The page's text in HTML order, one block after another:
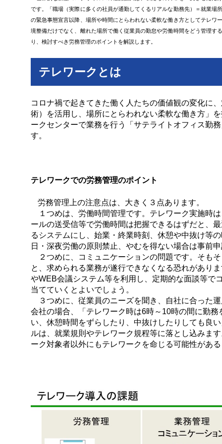
です。「職場（実際に多くの社員が通勤してくるリアルな勤務先）＝就業
の緊急事態宣言以降、場所や時間にとらわれない柔軟な働き方としてテレ
境整備だけでなく、離れた場所で働く従業員の勤怠や労働時間をどう管理
り、検討すべき労務管理のポイントを解説します。
テレワークとは
コロナ禍で起きてきた働く人たちの価値観の変化に
術）を活用し、場所にとらわれない柔軟な働き方」
ークセンターで業務を行う「サテライトオフィス勤
す。
テレワークでの労務管理のポイント
労務管理上の注意点は、大きく３点あります。
１つめは、労働時間管理です。テレワーク実施時
ールの送受信等で労働時間は把握できるはずだと、
るシステムにし、始業・終業時刻、休憩や中抜け等
日・深夜労働の原則禁止、やむを得ない場合は事前
２つめに、コミュニケーションの問題です。そも
と、求められる業務が遂行できなくなる恐れがあり
やWEB会議システム等を利用し、定期的な面談等で
当てていくとよいでしょう。
３つめに、従業員のニーズを聞き、自社に合った
会社の場合、
「テレワーク時は6時～10時の間に勤
い、休憩時間をずらしたり、中抜けしたりしても良
ルは、就業規則やテレワーク規程等に落とし込みま
ーク対象者以外にもテレワークを命じる可能性があ